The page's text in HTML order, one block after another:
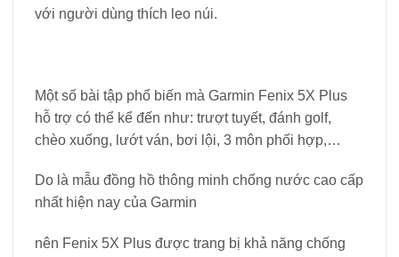
với người dùng thích leo núi.
Một số bài tập phổ biến mà Garmin Fenix 5X Plus
hỗ trợ có thể kể đến như: trượt tuyết, đánh golf,
chèo xuống, lướt ván, bơi lội, 3 môn phối hợp,…
Do là mẫu đồng hồ thông minh chống nước cao cấp
nhất hiện nay của Garmin
nên Fenix 5X Plus được trang bị khả năng chống